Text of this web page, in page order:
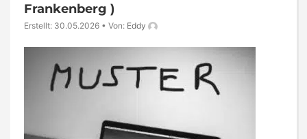
Frankenberg )
Erstellt: 30.05.2026 • Von: Eddy